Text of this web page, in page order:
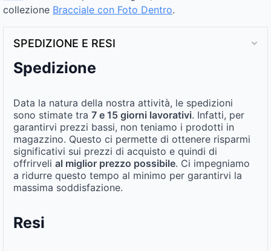
collezione Bracciale con Foto Dentro​.
SPEDIZIONE E RESI
Spedizione
Data la natura della nostra attività, le spedizioni
sono stimate tra 7 e 15 giorni lavorativi. Infatti, per
garantirvi prezzi bassi, non teniamo i prodotti in
magazzino. Questo ci permette di ottenere risparmi
significativi sui prezzi di acquisto e quindi di
offrirveli al miglior prezzo possibile. Ci impegniamo
a ridurre questo tempo al minimo per garantirvi la
massima soddisfazione.
Resi